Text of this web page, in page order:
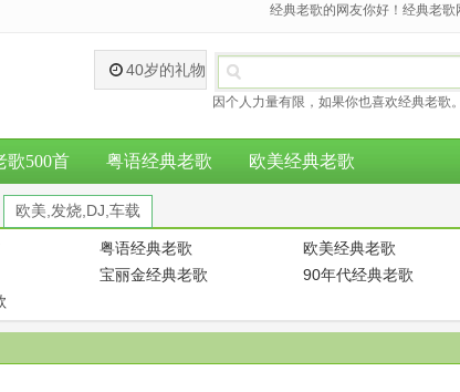
经典老歌的网友你好！经典老
40岁的礼物
因个人力量有限，如果你也喜欢经典老歌
歌500首 粤语经典老歌 欧美经典老歌
欧美,发烧,DJ,车载
粤语经典老歌 欧美经典老歌
宝丽金经典老歌 90年代经典老歌